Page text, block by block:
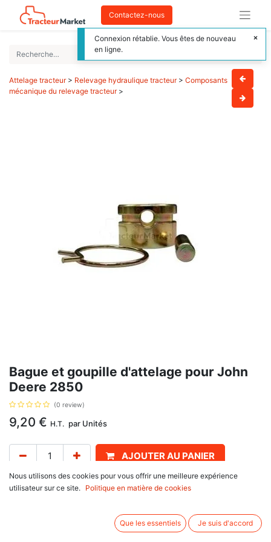
Contactez-nous
Attelage tracteur> Relevage hydraulique tracteur> Composants
mécanique du relevage tracteur>
Bague et goupille d'attelage pour John
Deere 2850
(0 review)
9,20 € H.T. par Unités
AJOUTER AU PANIER
Délai de livraison : 1 semaine
3150, 3340, 3350. Diamètre intérieur 28.12, diamètre extérieur 42.00,
longueur goupille 35.02 , diamètre goupille 8.95 mm, avec pour référence
Nous utilisons des cookies pour vous offrir une meilleure expérience
utilisateur sur ce site.
Politique en matière de cookies
Que les essentiels Je suis d'accord
Connexion rétablie. Vous êtes de nouveau
en ligne.